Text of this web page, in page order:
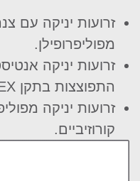
זרועות יניקה עם
מפוליפרופילן.
זרועות יניקה
התפוצצות בתקן ATEX.
זרועות יניקה
קורוזיביים.